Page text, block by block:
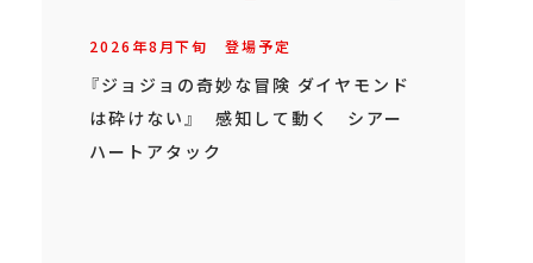
2026年8月下旬 登場予定
『ジョジョの奇妙な冒険 ダイヤモンド
は砕けない』 感知して動く シアー
ハートアタック